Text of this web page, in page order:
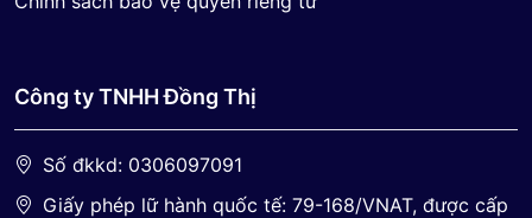
Công ty TNHH Đồng Thị
Số đkkd: 0306097091
Giấy phép lữ hành quốc tế: 79-168/VNAT, được cấp